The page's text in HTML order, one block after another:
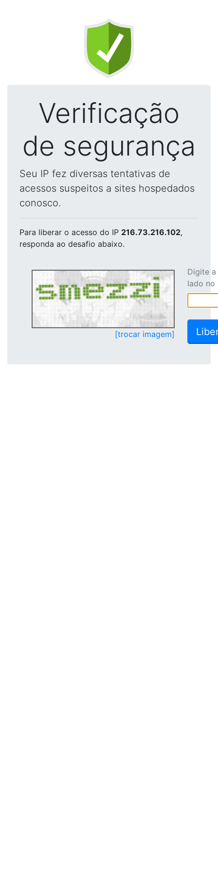
Verificação
de segurança
Seu IP fez diversas tentativas de
acessos suspeitos a sites hospedados
conosco.
Para liberar o acesso do IP 216.73.216.102,
responda ao desafio abaixo.
[trocar imagem]
Digite
lado no